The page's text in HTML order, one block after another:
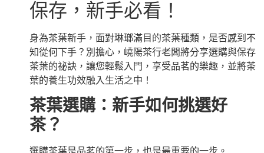
保存，新手必看！
身為茶葉新手，面對琳瑯滿目的茶葉種類，是否感到不
知從何下手？別擔心，嶢陽茶行老闆將分享選購與保存
茶葉的祕訣，讓您輕鬆入門，享受品茗的樂趣，並將茶
葉的養生功效融入生活之中！
茶葉選購：新手如何挑選好
茶？